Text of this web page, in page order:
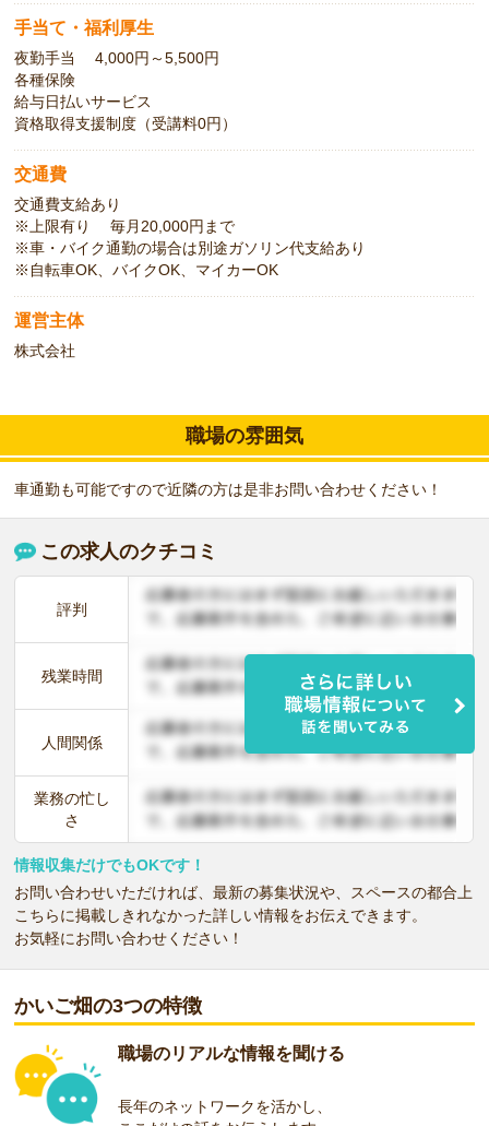
手当て・福利厚生
夜勤手当 4,000円～5,500円
各種保険
給与日払いサービス
資格取得支援制度（受講料0円）
交通費
交通費支給あり
※上限有り 毎月20,000円まで
※車・バイク通勤の場合は別途ガソリン代支給あり
※自転車OK、バイクOK、マイカーOK
運営主体
株式会社
職場の雰囲気
車通勤も可能ですので近隣の方は是非お問い合わせください！
この求人のクチコミ
評判
残業時間
人間関係
業務の忙し
さ
情報収集だけでもOKです！
お問い合わせいただければ、最新の募集状況や、スペースの都合上
こちらに掲載しきれなかった詳しい情報をお伝えできます。
お気軽にお問い合わせください！
かいご畑の3つの特徴
職場のリアルな情報を聞ける
長年のネットワークを活かし、